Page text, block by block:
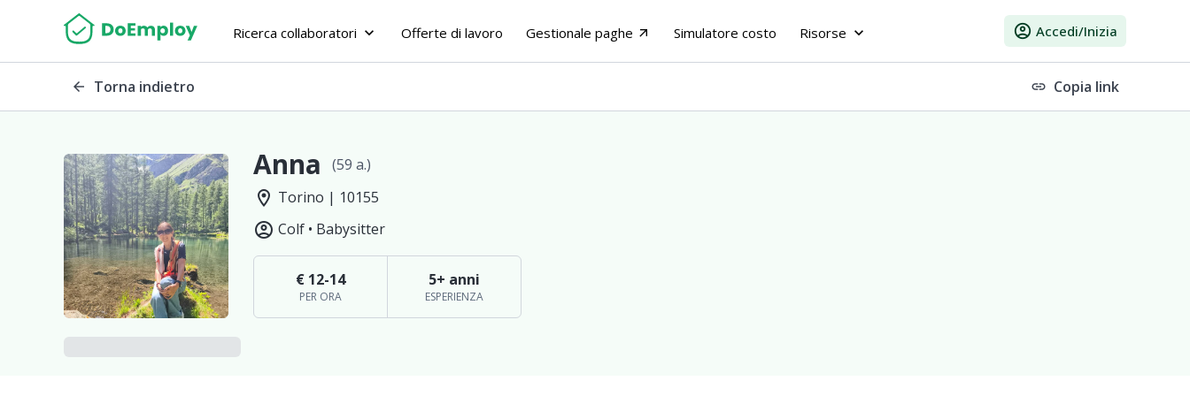
Ricerca collaboratori keyboard_arrow_down Offerte di lavoro Gestionale paghe arrow_outward Simulatore costo Risorse keyboard_arrow_down account_circle Accedi/Inizia
arrow_back Torna indietro link Copia link
Anna (59 a.)
location_on Torino | 10155
account_circle Colf • Babysitter
€ 12-14
PER ORA
5+ anni
ESPERIENZA